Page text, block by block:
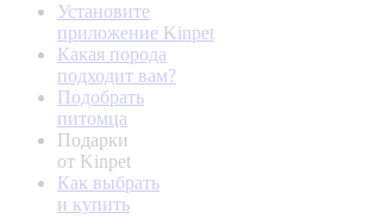
Установите
приложение Kinpet
Какая порода
подходит вам?
Подобрать
питомца
Подарки
от Kinpet
Как выбрать
и купить